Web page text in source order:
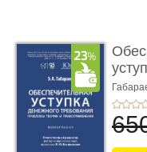
вступ.